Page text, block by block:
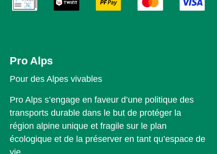
Pro Alps
Pour des Alpes vivables
Pro Alps s’engage en faveur d’une politique des
transports durable dans le but de protéger la
région alpine unique et fragile sur le plan
écologique et de la préserver en tant qu’espace de